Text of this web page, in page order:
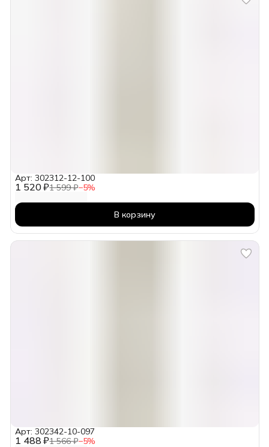
1 520 ₽1 599 ₽−5%
Арт: 302312-12-100
В корзину
1 488 ₽1 566 ₽−5%
Арт: 302342-10-097